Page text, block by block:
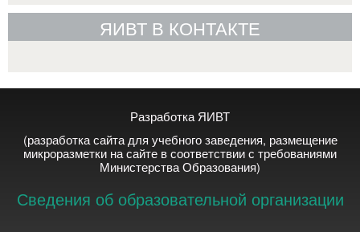
ЯИВТ В КОНТАКТЕ
Разработка ЯИВТ
(разработка сайта для учебного заведения, размещение
микроразметки на сайте в соответствии с требованиями
Министерства Образования)
Сведения об образовательной организации